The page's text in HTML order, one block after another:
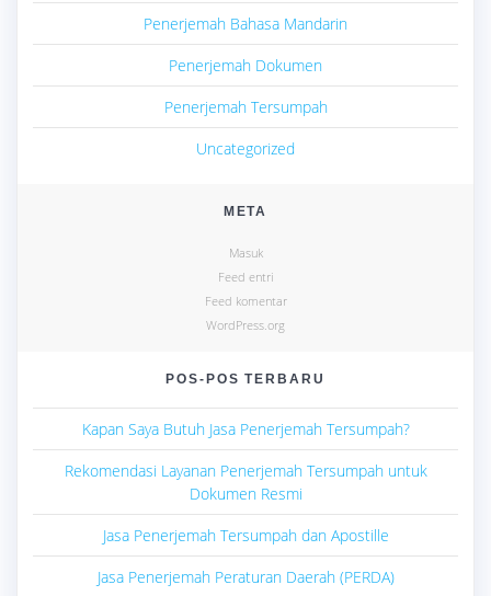
Penerjemah Bahasa Mandarin
Penerjemah Dokumen
Penerjemah Tersumpah
Uncategorized
META
Masuk
Feed entri
Feed komentar
WordPress.org
POS-POS TERBARU
Kapan Saya Butuh Jasa Penerjemah Tersumpah?
Rekomendasi Layanan Penerjemah Tersumpah untuk
Dokumen Resmi
Jasa Penerjemah Tersumpah dan Apostille
Jasa Penerjemah Peraturan Daerah (PERDA)